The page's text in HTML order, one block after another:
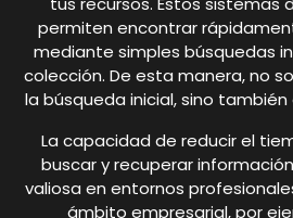
permiten encontrar
mediante simples búsquedas
colección. De esta manera, no
la búsqueda inicial, sino
La capacidad de reducir el
buscar y recuperar
valiosa en entornos
ámbito empresarial, por